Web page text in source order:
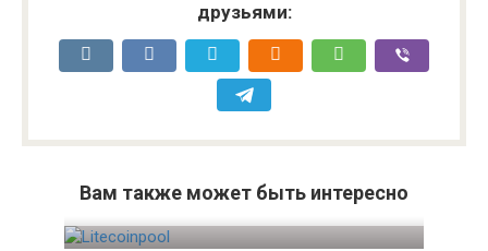
друзьями:
Вам также может быть интересно